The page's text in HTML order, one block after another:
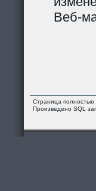
Веб-
Страница полностью
Произведено SQL